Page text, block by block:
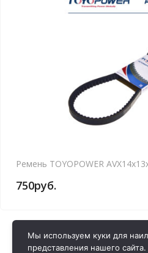
Ремень TOYOPOWER
750руб.
Мы используем куки для
представления нашего